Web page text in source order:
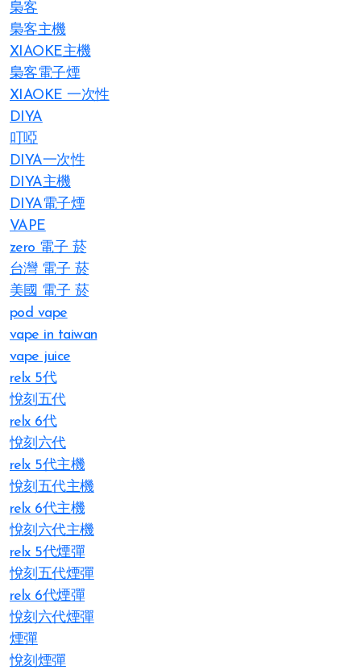
梟客
梟客主機
XIAOKE主機
梟客電子煙
XIAOKE 一次性
DIYA
叮啞
DIYA一次性
DIYA主機
DIYA電子煙
VAPE
zero 電子 菸
台灣 電子 菸
美國 電子 菸
pod vape
vape in taiwan
vape juice
relx 5代
悅刻五代
relx 6代
悅刻六代
relx 5代主機
悅刻五代主機
relx 6代主機
悅刻六代主機
relx 5代煙彈
悅刻五代煙彈
relx 6代煙彈
悅刻六代煙彈
煙彈
悅刻煙彈